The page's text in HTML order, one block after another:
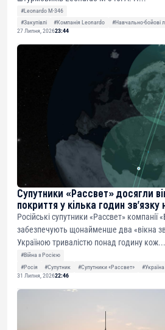
#Leonardo M-346
#Закупівлі
#Компанія Leonardo #Навчально-бойові
27 Липня, 202623:44
Супутники «Рассвет» досягли
покриття у кілька годин
Російські супутники «Рассвет»
забезпечують щонайменше два «вікна
Україною тривалістю понад годину кож...
#Війна з Росією
#Росія
#Супутник #Супутники «Рассвет»
#Україна
31 Липня, 202622:46